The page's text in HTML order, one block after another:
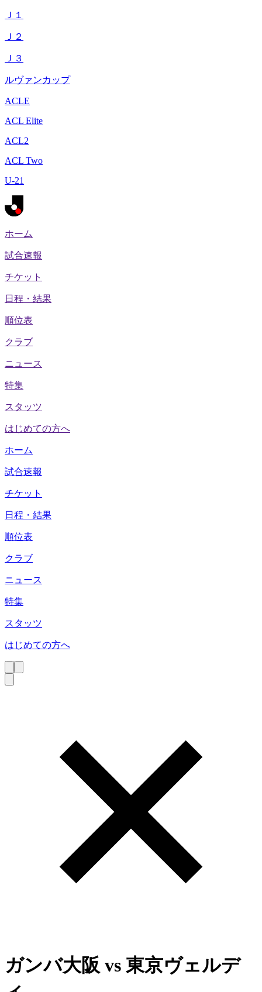
Ｊ１
Ｊ２
Ｊ３
ルヴァンカップ
ACLE
ACL Elite
ACL2
ACL Two
U-21
ホーム
試合速報
チケット
日程・結果
順位表
クラブ
ニュース
特集
スタッツ
はじめての方へ
ホーム
試合速報
チケット
日程・結果
順位表
クラブ
ニュース
特集
スタッツ
はじめての方へ
ガンバ大阪 vs 東京ヴェルデ